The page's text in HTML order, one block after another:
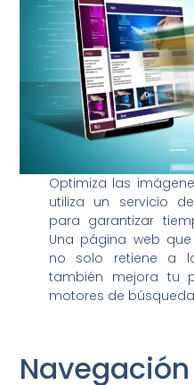
Optimiza las
utiliza un servicio
para garantizar
Una página web
no solo retiene a
también mejora tu
motores de